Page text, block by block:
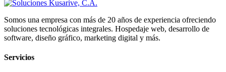
Somos una empresa con más de 20 años de experiencia ofreciendo
soluciones tecnológicas integrales. Hospedaje web, desarrollo de
software, diseño gráfico, marketing digital y más.
Servicios